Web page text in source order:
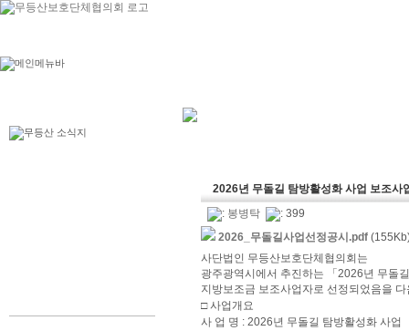
2026년 무돌길 탐방활성화 사업 보조사
: 봉병탁
: 399
2026_무돌길사업선정공시.pdf
사단법인 무등산보호단체협의회는
광주광역시에서 추진하는 「2026년 무돌
지방보조금 보조사업자로 선정되었음을
□ 사업개요
사 업 명 : 2026년 무돌길 탐방활성화 사업